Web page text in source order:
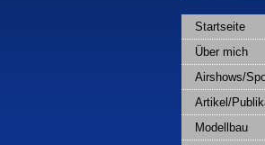
Startseite
Über mich
Airshows/
Artikel/
Modellbau